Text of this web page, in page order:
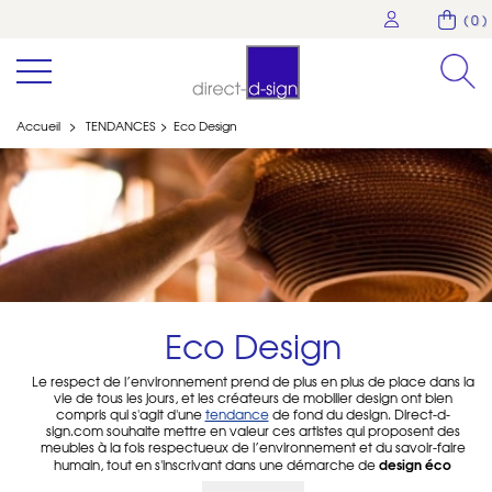
( 0 )
Accueil > TENDANCES > Eco Design
Eco Design
Le respect de l’environnement prend de plus en plus de place dans la
vie de tous les jours, et les créateurs de mobilier design ont bien
compris qui s'agit d'unetendancede fond du design. Direct-d-
sign.com souhaite mettre en valeur ces artistes qui proposent des
meubles à la fois respectueux de l’environnement et du savoir-faire
humain, tout en s'inscrivant dans une démarche dedesign éco